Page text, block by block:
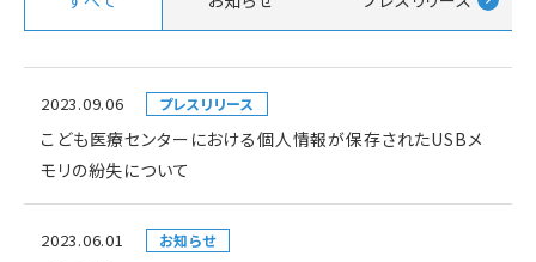
2023.09.06 プレスリリース
こども医療センターにおける個人情報が保存されたUSBメ
モリの紛失について
2023.06.01 お知らせ